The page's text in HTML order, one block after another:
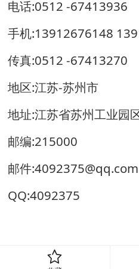
电话:0512 -67413936
手机:13912676148
传真:0512 -67413270
地区:江苏-苏州市
地址:江苏省苏州工业园
邮编:215000
邮件:4092375@qq.com
QQ:4092375